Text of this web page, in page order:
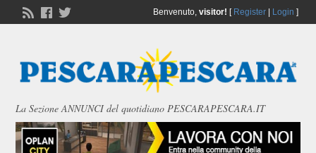
Benvenuto, visitor! [ Register| Login ]
La Sezione ANNUNCI del quotidiano PESCARAPESCARA.IT